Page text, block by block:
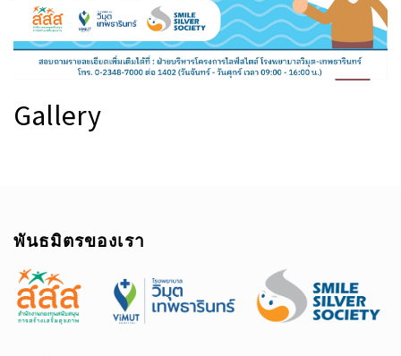
Gallery
พันธมิตรของเรา